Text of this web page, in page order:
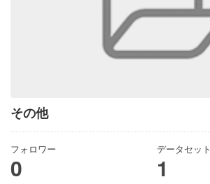
その他
フォロワー
0
データセット
1